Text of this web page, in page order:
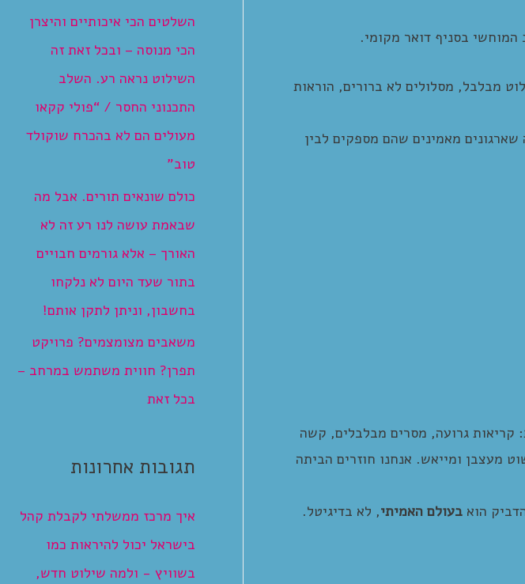
מבלבל, מסלולים לא ברורים, הוראות
שארגונים מאמינים שהם מספקים לבין
גרועה, מסרים מבלבלים, קשה
מעצבן ומייאש. אנחנו חוזרים הביתה
הוא בעולם האמיתי, לא בדיגיטל.
השלטים הכי איכותיים והיצרן
הכי מנוסה – ובכל זאת זה
השילוט נראה רע. השלב
התכנוני החסר / “פולי קקאו
מעולים הם לא בהכרח שוקולד
טוב”
כולם שונאים תורים. אבל מה
שבאמת עושה לנו רע זה לא
האורך – אלא גורמים חבויים
בתור שעד היום לא נלקחו
בחשבון, וניתן לתקן אותם!
משאבים מצומצמים? פרויקט
תפרן? חווית משתמש במרחב –
בכל זאת
תגובות אחרונות
איך מרכז ממשלתי לקבלת קהל
בישראל יכול להיראות כמו
בשוויץ - ולמה שילוט חדש,